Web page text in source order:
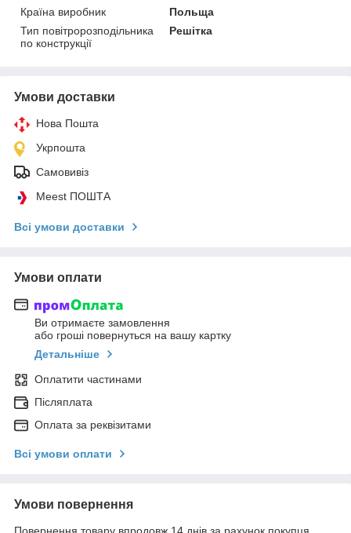
Країна виробник
Польща
Тип повітророзподільника
по конструкції
Решітка
Умови доставки
Нова Пошта
Укрпошта
Самовивіз
Meest ПОШТА
Всі умови доставки
Умови оплати
Ви отримаєте замовлення
або гроші повернуться на вашу картку
Детальніше
Оплатити частинами
Післяплата
Оплата за реквізитами
Всі умови оплати
Умови повернення